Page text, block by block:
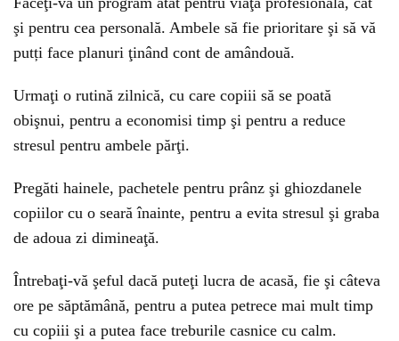
şi pentru cea personală. Ambele să fie prioritare şi să vă
putți face planuri ţinând cont de amândouă.
Urmaţi o rutină zilnică, cu care copiii să se poată
obişnui, pentru a economisi timp şi pentru a reduce
stresul pentru ambele părţi.
Pregăti hainele, pachetele pentru prânz şi ghiozdanele
copiilor cu o seară înainte, pentru a evita stresul şi graba
de adoua zi dimineaţă.
Întrebaţi-vă şeful dacă puteţi lucra de acasă, fie şi câteva
ore pe săptămână, pentru a putea petrece mai mult timp
cu copiii şi a putea face treburile casnice cu calm.